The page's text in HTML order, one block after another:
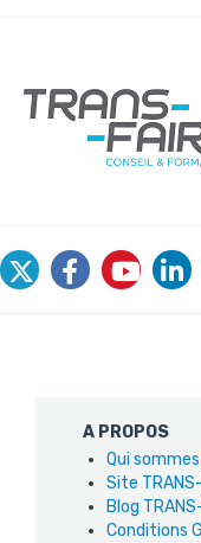
A PROPOS
Qui
Site
Blog
Conditions